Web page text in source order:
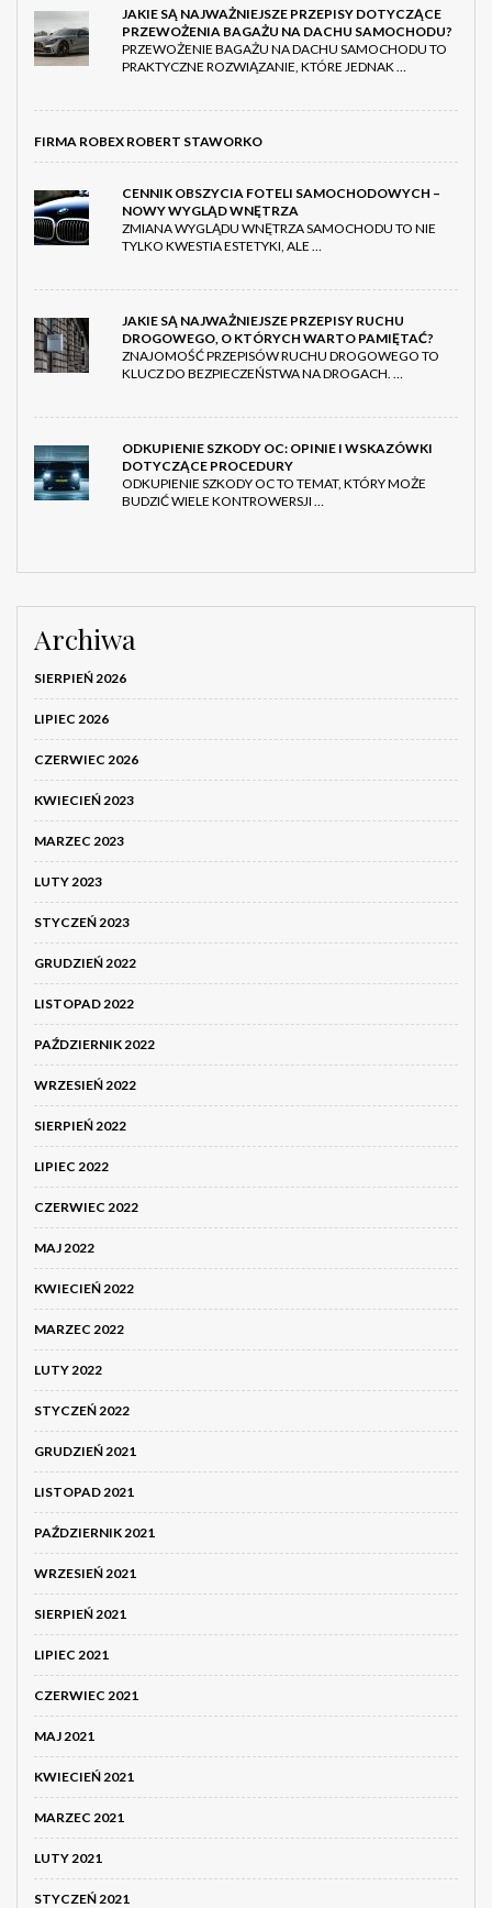
JAKIE SĄ NAJWAŻNIEJSZE PRZEPISY DOTYCZĄCE
PRZEWOŻENIA BAGAŻU NA DACHU SAMOCHODU?
PRZEWOŻENIE BAGAŻU NA DACHU SAMOCHODU TO
PRAKTYCZNE ROZWIĄZANIE, KTÓRE JEDNAK …
FIRMA ROBEX ROBERT STAWORKO
CENNIK OBSZYCIA FOTELI SAMOCHODOWYCH –
NOWY WYGLĄD WNĘTRZA
ZMIANA WYGLĄDU WNĘTRZA SAMOCHODU TO NIE
TYLKO KWESTIA ESTETYKI, ALE …
JAKIE SĄ NAJWAŻNIEJSZE PRZEPISY RUCHU
DROGOWEGO, O KTÓRYCH WARTO PAMIĘTAĆ?
ZNAJOMOŚĆ PRZEPISÓW RUCHU DROGOWEGO TO
KLUCZ DO BEZPIECZEŃSTWA NA DROGACH. …
ODKUPIENIE SZKODY OC: OPINIE I WSKAZÓWKI
DOTYCZĄCE PROCEDURY
ODKUPIENIE SZKODY OC TO TEMAT, KTÓRY MOŻE
BUDZIĆ WIELE KONTROWERSJI …
Archiwa
SIERPIEŃ 2026
LIPIEC 2026
CZERWIEC 2026
KWIECIEŃ 2023
MARZEC 2023
LUTY 2023
STYCZEŃ 2023
GRUDZIEŃ 2022
LISTOPAD 2022
PAŹDZIERNIK 2022
WRZESIEŃ 2022
SIERPIEŃ 2022
LIPIEC 2022
CZERWIEC 2022
MAJ 2022
KWIECIEŃ 2022
MARZEC 2022
LUTY 2022
STYCZEŃ 2022
GRUDZIEŃ 2021
LISTOPAD 2021
PAŹDZIERNIK 2021
WRZESIEŃ 2021
SIERPIEŃ 2021
LIPIEC 2021
CZERWIEC 2021
MAJ 2021
KWIECIEŃ 2021
MARZEC 2021
LUTY 2021
STYCZEŃ 2021